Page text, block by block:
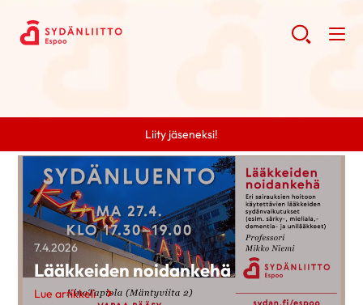
Liity jäseneksi!
7.4.2026
Lääkkeiden noidankehä
Lue artikkeli